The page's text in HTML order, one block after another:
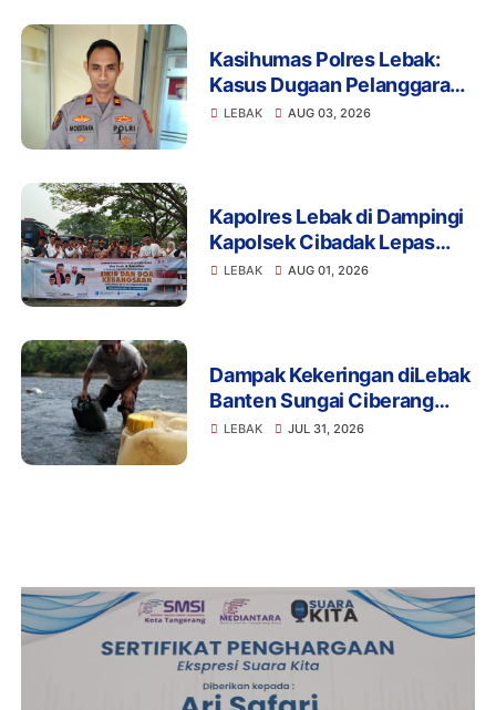
Kasihumas Polres Lebak:
Kasus Dugaan Pelanggaran
Disiplin Anggota Polri
LEBAK AUG 03, 2026
Kapolres Lebak di Dampingi
Kapolsek Cibadak Lepas
Pemberangkatan ASN dan
LEBAK AUG 01, 2026
Dampak Kekeringan diLebak
Banten Sungai Ciberang
Jadi Solusi Pemerintah
LEBAK JUL 31, 2026